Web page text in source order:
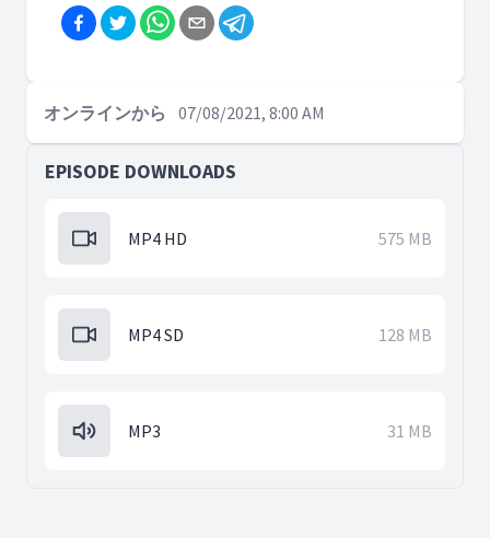
オンラインから 07/08/2021, 8:00 AM
EPISODE DOWNLOADS
MP4 HD 575 MB
MP4 SD 128 MB
MP3 31 MB